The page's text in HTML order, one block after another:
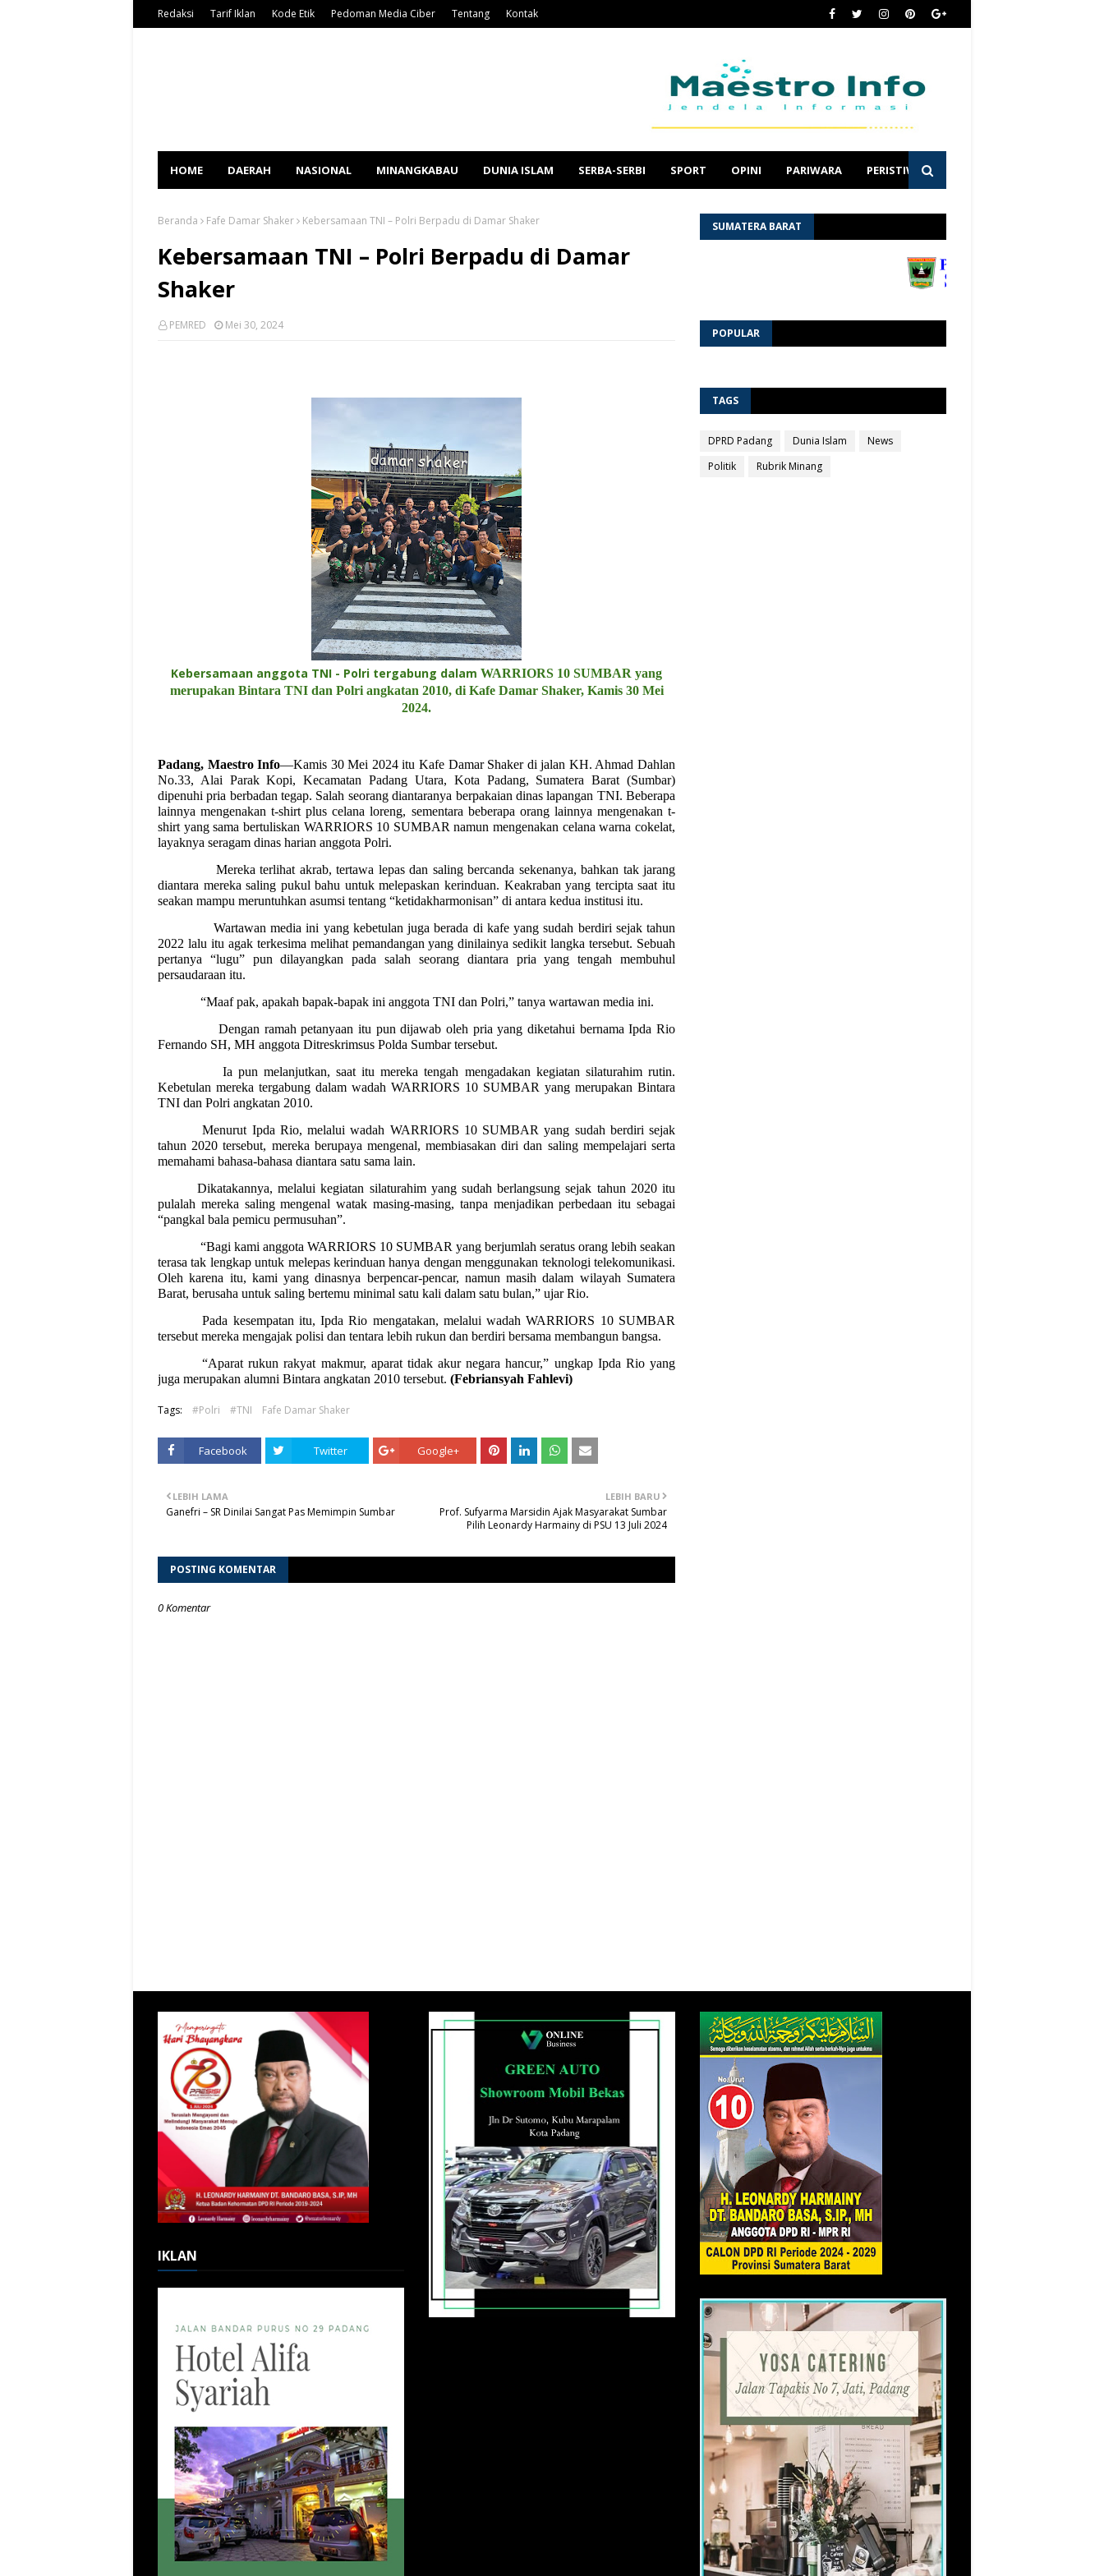
Redaksi Tarif Iklan Kode Etik Pedoman Media Ciber Tentang Kontak
HOME DAERAH NASIONAL MINANGKABAU DUNIA ISLAM SERBA-SERBI SPORT OPINI PARIWARA PERISTIWA
Beranda Fafe Damar Shaker Kebersamaan TNI – Polri Berpadu di Damar Shaker
Kebersamaan TNI – Polri Berpadu di Damar
Shaker
PEMRED Mei 30, 2024
Kebersamaan anggota TNI - Polri tergabung dalam WARRIORS 10 SUMBAR yang
merupakan Bintara TNI dan Polri angkatan 2010, di Kafe Damar Shaker, Kamis 30 Mei
2024.
Padang, Maestro Info—Kamis 30 Mei 2024 itu Kafe Damar Shaker di jalan KH. Ahmad Dahlan
No.33, Alai Parak Kopi, Kecamatan Padang Utara, Kota Padang, Sumatera Barat (Sumbar)
dipenuhi pria berbadan tegap. Salah seorang diantaranya berpakaian dinas lapangan TNI. Beberapa
lainnya mengenakan t-shirt plus celana loreng, sementara beberapa orang lainnya mengenakan t-
shirt yang sama bertuliskan WARRIORS 10 SUMBAR namun mengenakan celana warna cokelat,
layaknya seragam dinas harian anggota Polri.
Mereka terlihat akrab, tertawa lepas dan saling bercanda sekenanya, bahkan tak jarang
diantara mereka saling pukul bahu untuk melepaskan kerinduan. Keakraban yang tercipta saat itu
seakan mampu meruntuhkan asumsi tentang “ketidakharmonisan” di antara kedua institusi itu.
Wartawan media ini yang kebetulan juga berada di kafe yang sudah berdiri sejak tahun
2022 lalu itu agak terkesima melihat pemandangan yang dinilainya sedikit langka tersebut. Sebuah
pertanya “lugu” pun dilayangkan pada salah seorang diantara pria yang tengah membuhul
persaudaraan itu.
“Maaf pak, apakah bapak-bapak ini anggota TNI dan Polri,” tanya wartawan media ini.
Dengan ramah petanyaan itu pun dijawab oleh pria yang diketahui bernama Ipda Rio
Fernando SH, MH anggota Ditreskrimsus Polda Sumbar tersebut.
Ia pun melanjutkan, saat itu mereka tengah mengadakan kegiatan silaturahim rutin.
Kebetulan mereka tergabung dalam wadah WARRIORS 10 SUMBAR yang merupakan Bintara
TNI dan Polri angkatan 2010.
Menurut Ipda Rio, melalui wadah WARRIORS 10 SUMBAR yang sudah berdiri sejak
tahun 2020 tersebut, mereka berupaya mengenal, membiasakan diri dan saling mempelajari serta
memahami bahasa-bahasa diantara satu sama lain.
Dikatakannya, melalui kegiatan silaturahim yang sudah berlangsung sejak tahun 2020 itu
pulalah mereka saling mengenal watak masing-masing, tanpa menjadikan perbedaan itu sebagai
“pangkal bala pemicu permusuhan”.
“Bagi kami anggota WARRIORS 10 SUMBAR yang berjumlah seratus orang lebih seakan
terasa tak lengkap untuk melepas kerinduan hanya dengan menggunakan teknologi telekomunikasi.
Oleh karena itu, kami yang dinasnya berpencar-pencar, namun masih dalam wilayah Sumatera
Barat, berusaha untuk saling bertemu minimal satu kali dalam satu bulan,” ujar Rio.
Pada kesempatan itu, Ipda Rio mengatakan, melalui wadah WARRIORS 10 SUMBAR
tersebut mereka mengajak polisi dan tentara lebih rukun dan berdiri bersama membangun bangsa.
“Aparat rukun rakyat makmur, aparat tidak akur negara hancur,” ungkap Ipda Rio yang
juga merupakan alumni Bintara angkatan 2010 tersebut. (Febriansyah Fahlevi)
Tags: #Polri #TNI Fafe Damar Shaker
Facebook Twitter Google+
LEBIH BARU
Prof. Sufyarma Marsidin Ajak Masyarakat Sumbar
Pilih Leonardy Harmainy di PSU 13 Juli 2024
LEBIH LAMA
Ganefri – SR Dinilai Sangat Pas Memimpin Sumbar
POSTING KOMENTAR
0 Komentar
SUMATERA BARAT
POPULAR
TAGS
DPRD Padang Dunia Islam
News
Politik
Rubrik Minang
IKLAN